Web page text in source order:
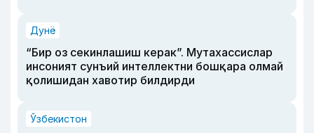
Дунё
“Бир оз секинлашиш керак”. Мутахассислар
инсоният сунъий интеллектни бошқара олмай
қолишидан хавотир билдирди
Ўзбекистон